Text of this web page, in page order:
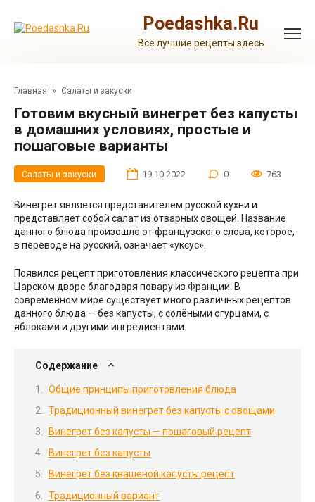
контенту
Poedashka.Ru
Все лучшие рецепты здесь
Главная » Салаты и закуски
Готовим вкусный винегрет без капусты
в домашних условиях, простые и
пошаговые варианты
Салаты и закуски 19.10.2022 0 763
Винегрет является представителем русской кухни и
представляет собой салат из отварных овощей. Название
данного блюда произошло от французского слова, которое,
в переводе на русский, означает «уксус».
Появился рецепт приготовления классического рецепта при
Царском дворе благодаря повару из Франции. В
современном мире существует много различных рецептов
данного блюда — без капусты, с солёными огурцами, с
яблоками и другими ингредиентами.
Содержание
Общие принципы приготовления блюда
Традиционный винегрет без капусты с овощами
Винегрет без капусты — пошаговый рецепт
Винегрет без капусты
Винегрет без квашеной капусты рецепт
Традиционный вариант